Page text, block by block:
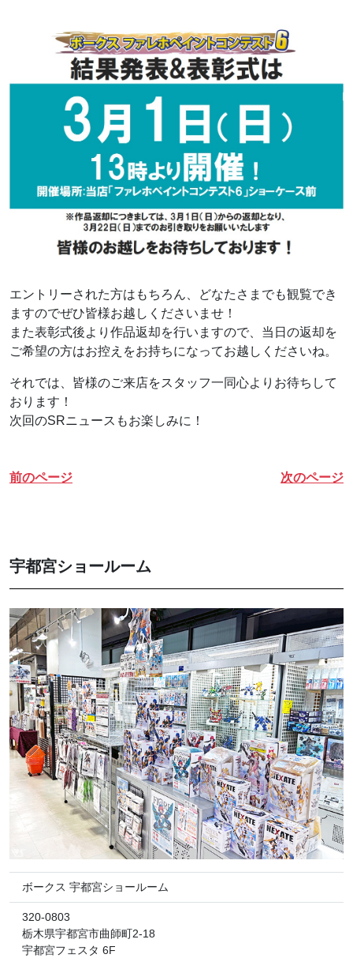
エントリーされた方はもちろん、どなたさまでも観覧でき
ますのでぜひ皆様お越しくださいませ！
また表彰式後より作品返却を行いますので、当日の返却を
ご希望の方はお控えをお持ちになってお越しくださいね。
それでは、皆様のご来店をスタッフ一同心よりお待ちして
おります！
次回のSRニュースもお楽しみに！
前のページ 次のページ
宇都宮ショールーム
ボークス 宇都宮ショールーム
320-0803
栃木県宇都宮市曲師町2-18
宇都宮フェスタ 6F